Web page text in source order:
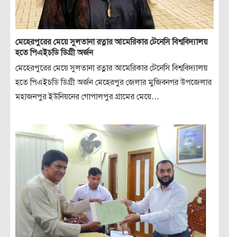
মেহেরপুরের মেয়ে সুলতানা রত্নার আমেরিকার টেনেসি বিশ্ববিদ্যালয়
হতে পিএইচডি ডিগ্রী অর্জন
মেহেরপুরের মেয়ে সুলতানা রত্নার আমেরিকার টেনেসি বিশ্ববিদ্যালয়
হতে পিএইচডি ডিগ্রী অর্জন মেহেরপুর জেলার মুজিবনগর উপজেলার
মহাজনপুর ইউনিয়নের গোপালপুর গ্রামের মেয়ে…